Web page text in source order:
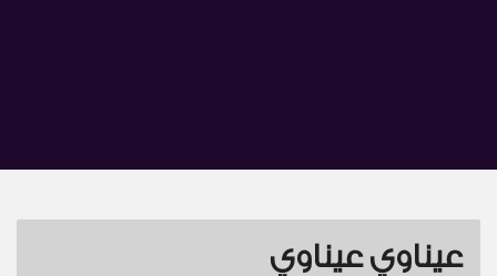
عيناوي عيناوي